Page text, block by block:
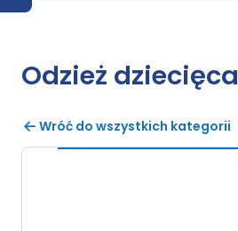
Odzież dziecięca
Wróć do wszystkich kategorii